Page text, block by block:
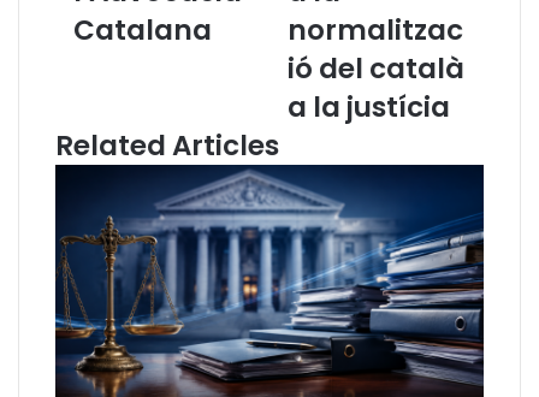
d
o
d
e
G
i
r
Catalana
i
n
g
e
J
o
s
e
p
C
a
n
í
normalitzac
ió del català
a la justícia
Related Articles